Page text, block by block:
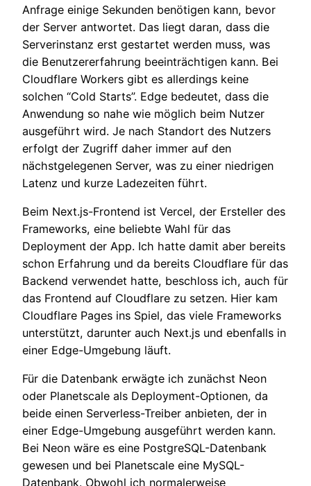
Anfrage einige Sekunden benötigen kann, bevor
der Server antwortet. Das liegt daran, dass die
Serverinstanz erst gestartet werden muss, was
die Benutzererfahrung beeinträchtigen kann. Bei
Cloudflare Workers gibt es allerdings keine
solchen “Cold Starts”. Edge bedeutet, dass die
Anwendung so nahe wie möglich beim Nutzer
ausgeführt wird. Je nach Standort des Nutzers
erfolgt der Zugriff daher immer auf den
nächstgelegenen Server, was zu einer niedrigen
Latenz und kurze Ladezeiten führt.
Beim Next.js-Frontend ist Vercel, der Ersteller des
Frameworks, eine beliebte Wahl für das
Deployment der App. Ich hatte damit aber bereits
schon Erfahrung und da bereits Cloudflare für das
Backend verwendet hatte, beschloss ich, auch für
das Frontend auf Cloudflare zu setzen. Hier kam
Cloudflare Pages ins Spiel, das viele Frameworks
unterstützt, darunter auch Next.js und ebenfalls in
einer Edge-Umgebung läuft.
Für die Datenbank erwägte ich zunächst Neon
oder Planetscale als Deployment-Optionen, da
beide einen Serverless-Treiber anbieten, der in
einer Edge-Umgebung ausgeführt werden kann.
Bei Neon wäre es eine PostgreSQL-Datenbank
gewesen und bei Planetscale eine MySQL-
Datenbank. Obwohl ich normalerweise